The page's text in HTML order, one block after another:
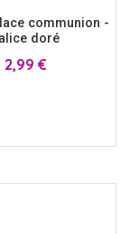
communion -
doré
Prix
2,99 €